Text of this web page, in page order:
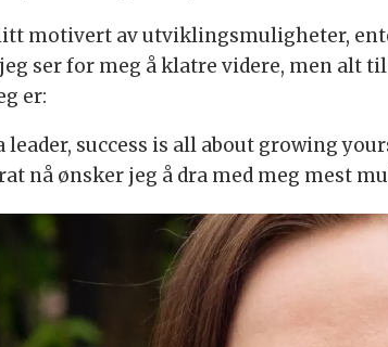
motivert av utviklingsmuligheter,
ser for meg å klatre videre, men alt
er:
leader, success is all about growing
nå ønsker jeg å dra med meg mest